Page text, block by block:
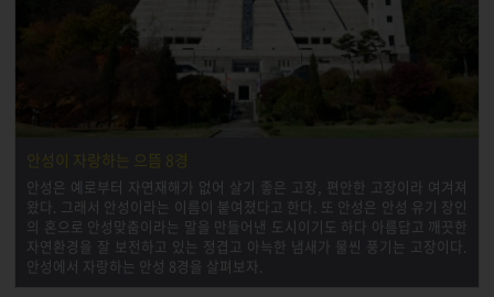
안성이 자랑하는 으뜸 8경
안성은 예로부터 자연재해가 없어 살기 좋은 고장, 편안한 고장이라 여겨져
왔다. 그래서 안성이라는 이름이 붙여졌다고 한다. 또 안성은 안성 유기 장인
의 혼으로 안성맞춤이라는 말을 만들어낸 도시이기도 하다 아름답고 깨끗한
자연환경을 잘 보전하고 있는 정겹고 아늑한 냄새가 물씬 풍기는 고장이다.
안성에서 자랑하는 안성 8경을 살펴보자.